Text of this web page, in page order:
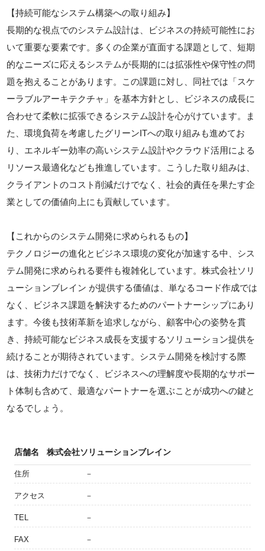
【持続可能なシステム構築への取り組み】
長期的な視点でのシステム設計は、ビジネスの持続可能性にお
いて重要な要素です。多くの企業が直面する課題として、短期
的なニーズに応えるシステムが長期的には拡張性や保守性の問
題を抱えることがあります。この課題に対し、同社では「スケ
ーラブルアーキテクチャ」を基本方針とし、ビジネスの成長に
合わせて柔軟に拡張できるシステム設計を心がけています。ま
た、環境負荷を考慮したグリーンITへの取り組みも進めてお
り、エネルギー効率の高いシステム設計やクラウド活用による
リソース最適化なども推進しています。こうした取り組みは、
クライアントのコスト削減だけでなく、社会的責任を果たす企
業としての価値向上にも貢献しています。
【これからのシステム開発に求められるもの】
テクノロジーの進化とビジネス環境の変化が加速する中、シス
テム開発に求められる要件も複雑化しています。株式会社ソリ
ューションブレイン が提供する価値は、単なるコード作成では
なく、ビジネス課題を解決するためのパートナーシップにあり
ます。今後も技術革新を追求しながら、顧客中心の姿勢を貫
き、持続可能なビジネス成長を支援するソリューション提供を
続けることが期待されています。システム開発を検討する際
は、技術力だけでなく、ビジネスへの理解度や長期的なサポー
ト体制も含めて、最適なパートナーを選ぶことが成功への鍵と
なるでしょう。
店舗名 株式会社ソリューションブレイン
住所 －
アクセス －
TEL －
FAX －